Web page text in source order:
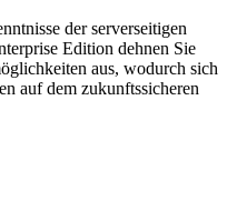
der serverseitigen
Edition dehnen Sie
aus, wodurch sich
auf dem zukunftssicheren